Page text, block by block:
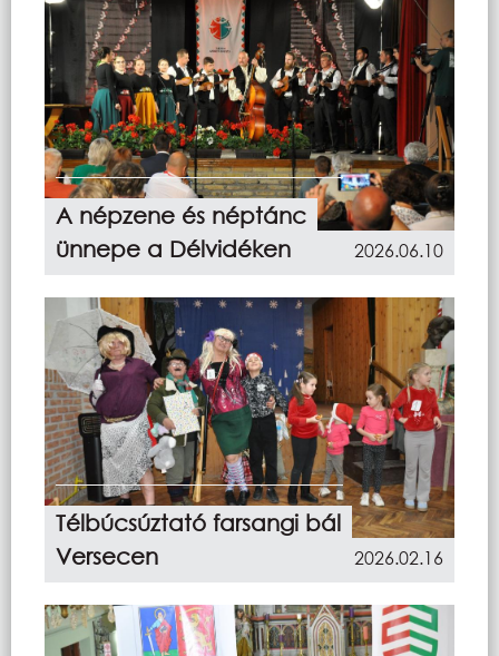
A népzene és néptánc
ünnepe a Délvidéken
2026.06.10
Télbúcsúztató farsangi bál
Versecen
2026.02.16